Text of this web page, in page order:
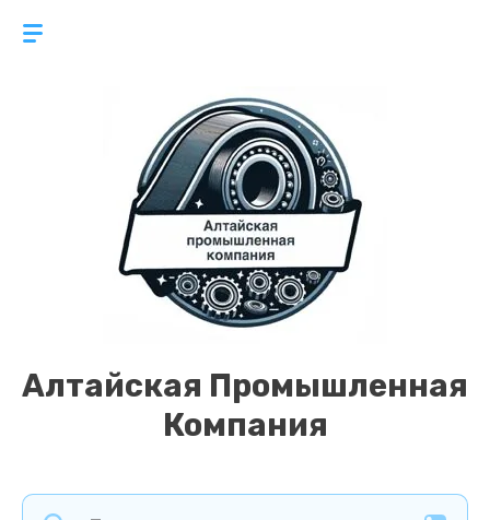
Алтайская Промышленная
Компания